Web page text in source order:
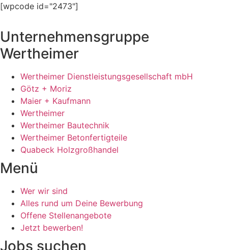
[wpcode id="2473"]
Unternehmensgruppe
Wertheimer
Wertheimer Dienstleistungsgesellschaft mbH
Götz + Moriz
Maier + Kaufmann
Wertheimer
Wertheimer Bautechnik
Wertheimer Betonfertigteile
Quabeck Holzgroßhandel
Menü
Wer wir sind
Alles rund um Deine Bewerbung
Offene Stellenangebote
Jetzt bewerben!
Jobs suchen